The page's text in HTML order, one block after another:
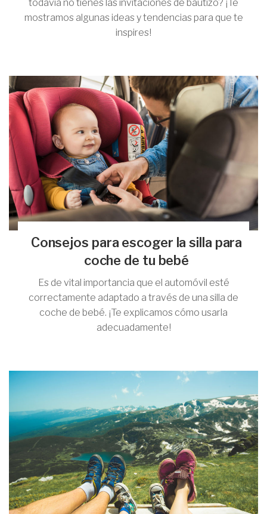
todavía no tienes las invitaciones de bautizo? ¡Te
mostramos algunas ideas y tendencias para que te
inspires!
Consejos para escoger la silla para
coche de tu bebé
Es de vital importancia que el automóvil esté
correctamente adaptado a través de una silla de
coche de bebé. ¡Te explicamos cómo usarla
adecuadamente!